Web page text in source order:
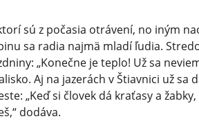
sú z počasia otrávení, no iným
sa radia najmä mladí ľudia.
„Konečne je teplo! Už sa
Aj na jazerách v Štiavnici už sa
„Keď si človek dá kraťasy a
dodáva.